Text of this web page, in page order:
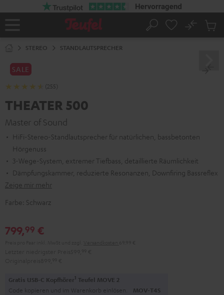
Startseite
Suche
No
STEREO STANDLAUTSPRECHER
SALE
(255)
THEATER 500
Master of Sound
HiFi-Stereo-Standlautsprecher für natürlichen, bassbetonten
Hörgenuss
3-Wege-System, extremer Tiefbass, detaillierte Räumlichkeit
Dämpfungskammer, reduzierte Resonanzen, Downfiring Bassreflex
Zeige mir mehr
Farbe: Schwarz
799,99 €
Gratis USB-C Kopfhörer1 Teufel MOVE 2
Code kopieren und im Warenkorb einlösen. MOV-T4S